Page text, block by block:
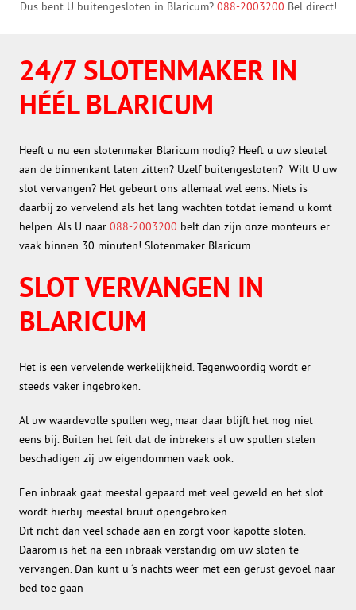
Dus bent U buitengesloten in Blaricum? 088-2003200 Bel direct!
24/7 SLOTENMAKER IN
HÉÉL BLARICUM
Heeft u nu een slotenmaker Blaricum nodig? Heeft u uw sleutel
aan de binnenkant laten zitten? Uzelf buitengesloten? Wilt U uw
slot vervangen? Het gebeurt ons allemaal wel eens. Niets is
daarbij zo vervelend als het lang wachten totdat iemand u komt
helpen. Als U naar 088-2003200 belt dan zijn onze monteurs er
vaak binnen 30 minuten! Slotenmaker Blaricum.
SLOT VERVANGEN IN
BLARICUM
Het is een vervelende werkelijkheid. Tegenwoordig wordt er
steeds vaker ingebroken.
Al uw waardevolle spullen weg, maar daar blijft het nog niet
eens bij. Buiten het feit dat de inbrekers al uw spullen stelen
beschadigen zij uw eigendommen vaak ook.
Een inbraak gaat meestal gepaard met veel geweld en het slot
wordt hierbij meestal bruut opengebroken.
Dit richt dan veel schade aan en zorgt voor kapotte sloten.
Daarom is het na een inbraak verstandig om uw sloten te
vervangen. Dan kunt u ‘s nachts weer met een gerust gevoel naar
bed toe gaan